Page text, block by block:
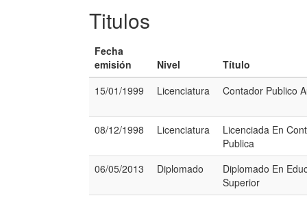
Titulos
Fecha
emisión
Nivel
Título
15/01/1999
Licenciatura Contador Publico
08/12/1998 Licenciatura
Licenciada En
Publica
06/05/2013
Diplomado
Diplomado En
Superior